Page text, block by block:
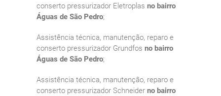
conserto pressurizador Eletroplas no bairro
Águas de São Pedro;
Assistência técnica, manutenção, reparo e
conserto pressurizador Grundfos no bairro
Águas de São Pedro;
Assistência técnica, manutenção, reparo e
conserto pressurizador Schneider no bairro